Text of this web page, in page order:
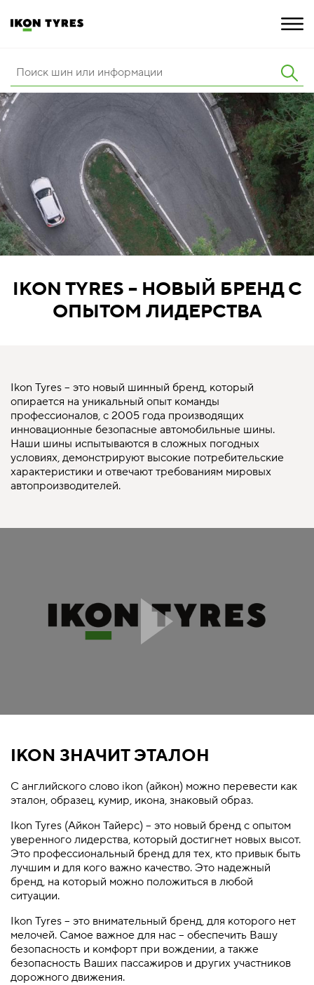
ШИНЫ
РАСШИРЕННАЯ ГАРАНТИЯ
О КОМПАНИИ
КАРЬЕРА
ПОКУПКА И АКЦИИ
IKON TYRES – НОВЫЙ БРЕНД С
ОПЫТОМ ЛИДЕРСТВА
Ikon Tyres – это новый шинный бренд, который
опирается на уникальный опыт команды
профессионалов, с 2005 года производящих
инновационные безопасные автомобильные шины.
Наши шины испытываются в сложных погодных
условиях, демонстрируют высокие потребительские
характеристики и отвечают требованиям мировых
автопроизводителей.
IKON ЗНАЧИТ ЭТАЛОН
С английского слово ikon (айкон) можно перевести как
эталон, образец, кумир, икона, знаковый образ.
Ikon Tyres (Айкон Тайерс) – это новый бренд с опытом
уверенного лидерства, который достигнет новых высот.
Это профессиональный бренд для тех, кто привык быть
лучшим и для кого важно качество. Это надежный
бренд, на который можно положиться в любой
ситуации.
Ikon Tyres – это внимательный бренд, для которого нет
мелочей. Самое важное для нас – обеспечить Вашу
безопасность и комфорт при вождении, а также
безопасность Ваших пассажиров и других участников
дорожного движения.